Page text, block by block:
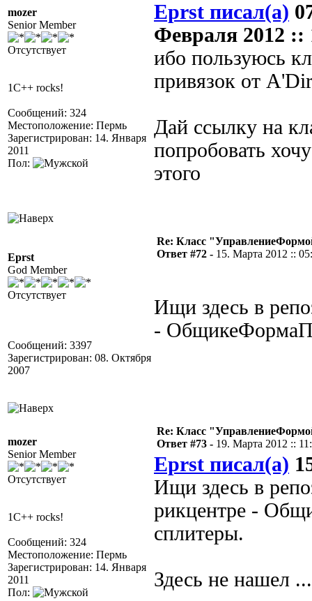
mozer
Senior Member
Отсутствует
1C++ rocks!
Сообщений: 324
Местоположение: Пермь
Зарегистрирован: 14. Января
2011
Пол:
Eprst писал(а)
Февраля 2012 ::
ибо пользуюсь
привязок от
Дай ссылку на
попробовать
этого
Eprst
God Member
Отсутствует
Сообщений: 3397
Зарегистрирован: 08. Октября
2007
Re: Класс
Ответ #72 - 15. Марта 2012 ::
Ищи здесь в
-
mozer
Senior Member
Отсутствует
1C++ rocks!
Сообщений: 324
Местоположение: Пермь
Зарегистрирован: 14. Января
2011
Пол:
Re: Класс
Ответ #73 - 19. Марта 2012 ::
Eprst писал(а)
Ищи здесь в
рикцентре -
сплитеры.
Здесь не нашел